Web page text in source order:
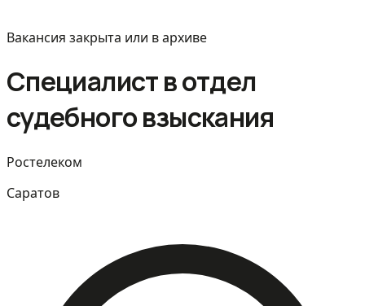
Вакансия закрыта или в архиве
Специалист в отдел
судебного взыскания
Ростелеком
Саратов